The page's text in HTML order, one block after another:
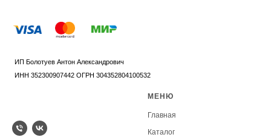
МЕНЮ
Главная
Каталог